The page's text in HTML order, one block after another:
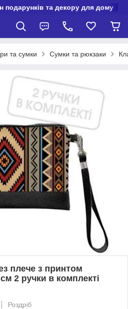
подарунків та декору для дому
та сумки Сумки та рюкзаки
плече з принтом
2 ручки в комплекті
Роздріб